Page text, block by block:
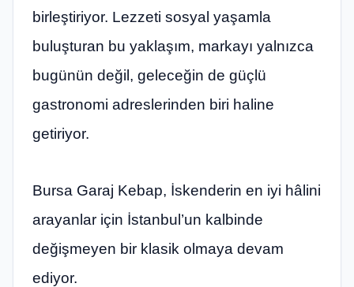
birleştiriyor. Lezzeti sosyal yaşamla
buluşturan bu yaklaşım, markayı yalnızca
bugünün değil, geleceğin de güçlü
gastronomi adreslerinden biri haline
getiriyor.
Bursa Garaj Kebap, İskenderin en iyi hâlini
arayanlar için İstanbul’un kalbinde
değişmeyen bir klasik olmaya devam
ediyor.